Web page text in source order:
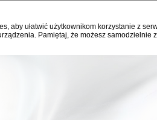
aby ułatwić użytkownikom korzystanie z
Pamiętaj, że możesz